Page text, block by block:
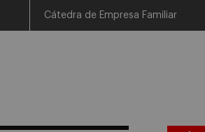
Cátedra de Empresa Familiar